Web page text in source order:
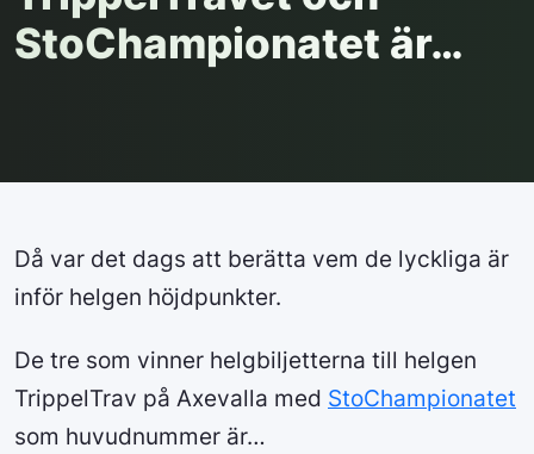
StoChampionatet är…
Då var det dags att berätta vem de lyckliga är
inför helgen höjdpunkter.
De tre som vinner helgbiljetterna till helgen
TrippelTrav på Axevalla med StoChampionatet
som huvudnummer är…